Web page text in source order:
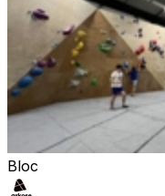
Bloc